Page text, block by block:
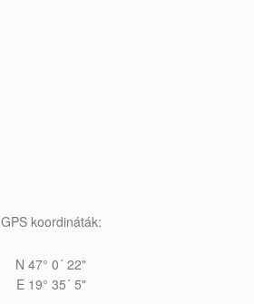
GPS koordináták:
N 47° 0´ 22"
E 19° 35´ 5"